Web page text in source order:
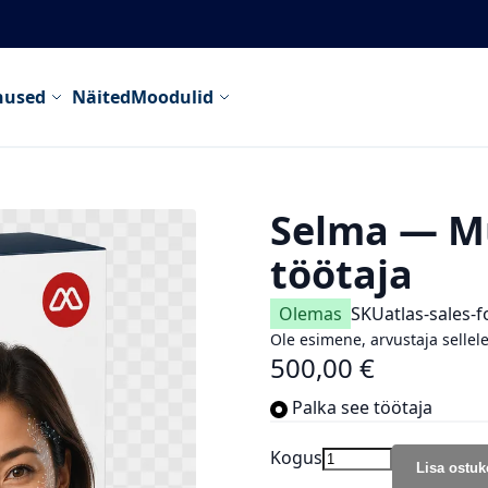
NäitedMoodulid
Selma —
töötaja
Olemas SKUatlas-sales-
Ole esimene, arvustaja
500,00 €
Palka see töötaja
Kogus Lisa